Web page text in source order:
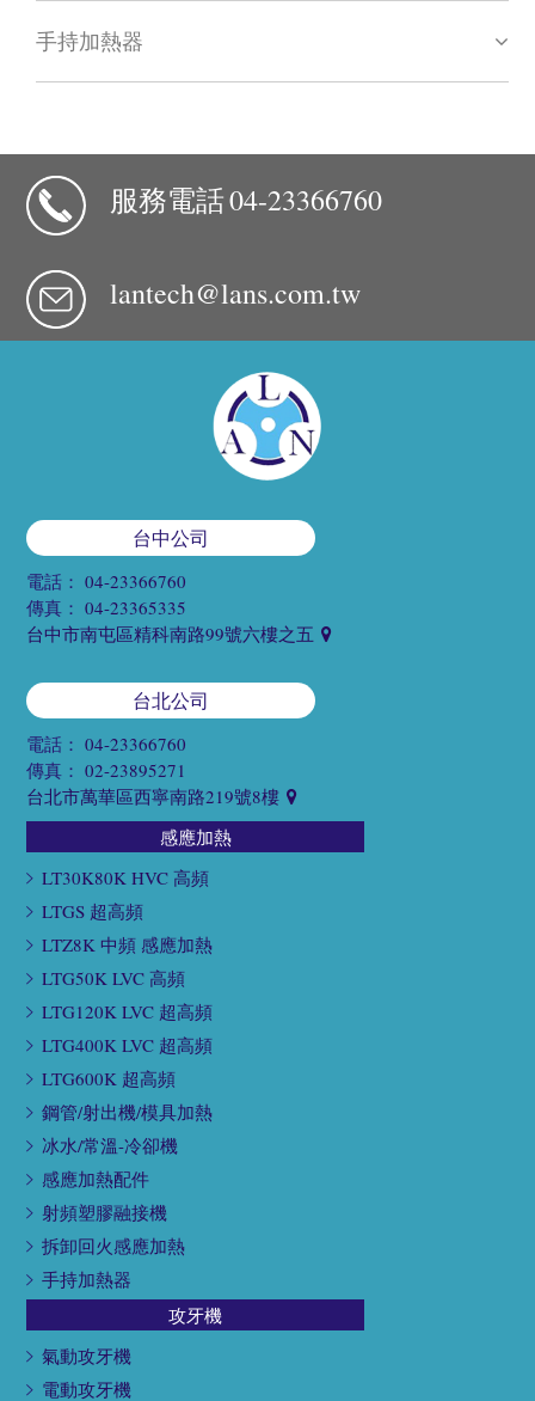
手持加熱器
服務電話04-23366760
lantech@lans.com.tw
台中公司
電話：04-23366760
傳真：04-23365335
台中市南屯區精科南路99號六樓之五
台北公司
電話：04-23366760
傳真：02-23895271
台北市萬華區西寧南路219號8樓
感應加熱
LT30K80K HVC 高頻
LTGS 超高頻
LTZ8K 中頻 感應加熱
LTG50K LVC 高頻
LTG120K LVC 超高頻
LTG400K LVC 超高頻
LTG600K 超高頻
鋼管/射出機/模具加熱
冰水/常溫-冷卻機
感應加熱配件
射頻塑膠融接機
拆卸回火感應加熱
手持加熱器
攻牙機
氣動攻牙機
電動攻牙機